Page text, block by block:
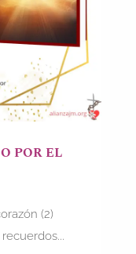
POR EL
(2)